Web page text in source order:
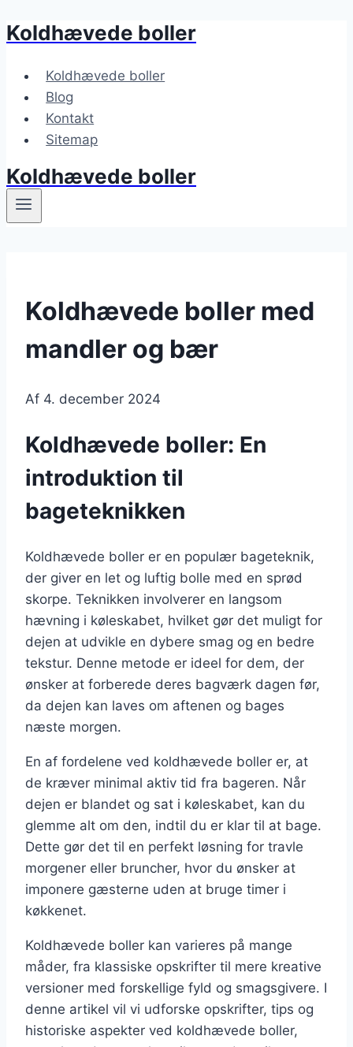
Fortsæt
indhold
Koldhævede boller
Koldhævede boller
Blog
Kontakt
Sitemap
Koldhævede boller
Koldhævede boller med
mandler og bær
Af 4. december 2024
Koldhævede boller: En
introduktion til
bageteknikken
Koldhævede boller er en populær bageteknik,
der giver en let og luftig bolle med en sprød
skorpe. Teknikken involverer en langsom
hævning i køleskabet, hvilket gør det muligt for
dejen at udvikle en dybere smag og en bedre
tekstur. Denne metode er ideel for dem, der
ønsker at forberede deres bagværk dagen før,
da dejen kan laves om aftenen og bages
næste morgen.
En af fordelene ved koldhævede boller er, at
de kræver minimal aktiv tid fra bageren. Når
dejen er blandet og sat i køleskabet, kan du
glemme alt om den, indtil du er klar til at bage.
Dette gør det til en perfekt løsning for travle
morgener eller bruncher, hvor du ønsker at
imponere gæsterne uden at bruge timer i
køkkenet.
Koldhævede boller kan varieres på mange
måder, fra klassiske opskrifter til mere kreative
versioner med forskellige fyld og smagsgivere. I
denne artikel vil vi udforske opskrifter, tips og
historiske aspekter ved koldhævede boller,